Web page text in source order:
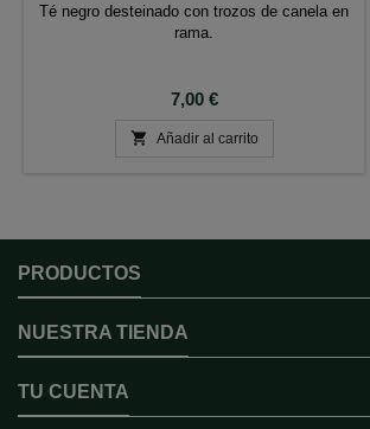
Té negro desteinado con trozos de canela en
rama.
Precio
7,00 €
 Añadir al carrito
PRODUCTOS
NUESTRA TIENDA
TU CUENTA